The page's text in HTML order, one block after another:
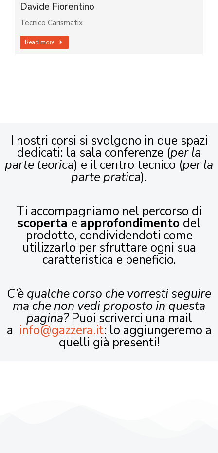
Davide Fiorentino
Tecnico Carismatix
Read more
I nostri corsi si svolgono in due spazi
dedicati: la sala conferenze (per la
parte teorica) e il centro tecnico (per la
parte pratica).
Ti accompagniamo nel percorso di
scoperta e approfondimento del
prodotto, condividendoti come
utilizzarlo per sfruttare ogni sua
caratteristica e beneficio.
C’è qualche corso che vorresti seguire
ma che non vedi proposto in questa
pagina?Puoi scriverci una mail
a info@gazzera.it: lo aggiungeremo a
quelli già presenti!